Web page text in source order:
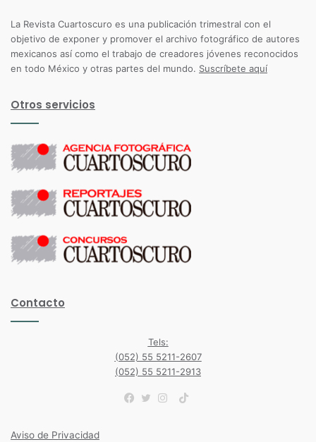
La Revista Cuartoscuro es una publicación trimestral con el
objetivo de exponer y promover el archivo fotográfico de autores
mexicanos así como el trabajo de creadores jóvenes reconocidos
en todo México y otras partes del mundo. Suscríbete aquí
Otros servicios
Contacto
Tels:
(052) 55 5211-2607
(052) 55 5211-2913
TikTok
Aviso de Privacidad